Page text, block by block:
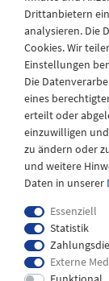
Montag -
08:30 - 12:30
Samstags
08:30 bis 12:30
Drittanbietern
analysieren. Die
Cookies. Wir
Einstellungen
Die
eines
erteilt oder
einzuwilligen
zu ändern oder
und weitere
Daten in unserer
Essenziell
Statistik
Externe